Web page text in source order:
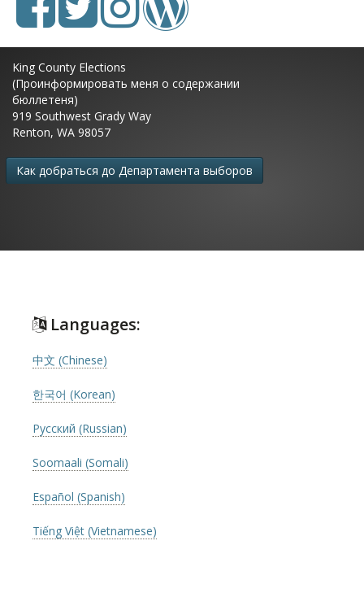
King County Elections
(Проинформировать меня о содержании
бюллетеня)
919 Southwest Grady Way
Renton, WA 98057
Как добраться до Департамента выборов
Languages:
中文 (Chinese)
한국어 (Korean)
Русский (Russian)
Soomaali (Somali)
Español (Spanish)
Tiếng Việt (Vietnamese)